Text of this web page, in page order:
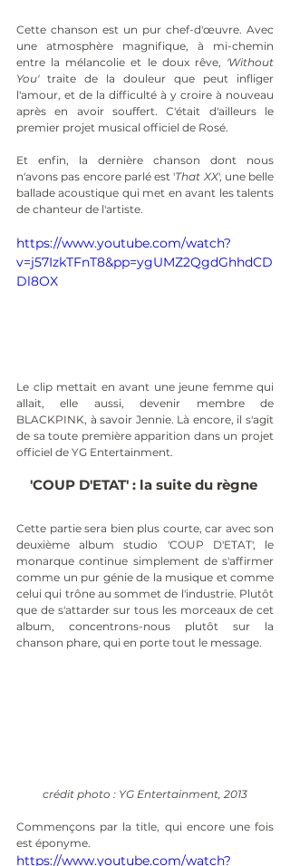
Cette chanson est un pur chef-d'œuvre. Avec
une atmosphère magnifique, à mi-chemin
entre la mélancolie et le doux rêve, 'Without
You' traite de la douleur que peut infliger
l'amour, et de la difficulté à y croire à nouveau
après en avoir souffert. C'était d'ailleurs le
premier projet musical officiel de Rosé.
Et enfin, la dernière chanson dont nous
n'avons pas encore parlé est 'That XX', une belle
ballade acoustique qui met en avant les talents
de chanteur de l'artiste.
https://www.youtube.com/watch?
v=j57IzkTFnT8&pp=ygUMZ2QgdGhhdCD
Dl8OX
Le clip mettait en avant une jeune femme qui
allait, elle aussi, devenir membre de
BLACKPINK, à savoir Jennie. Là encore, il s'agit
de sa toute première apparition dans un projet
officiel de YG Entertainment.
'COUP D'ETAT' : la suite du règne
Cette partie sera bien plus courte, car avec son
deuxième album studio 'COUP D'ETAT', le
monarque continue simplement de s'affirmer
comme un pur génie de la musique et comme
celui qui trône au sommet de l'industrie. Plutôt
que de s'attarder sur tous les morceaux de cet
album, concentrons-nous plutôt sur la
chanson phare, qui en porte tout le message.
crédit photo : YG Entertainment, 2013
Commençons par la title, qui encore une fois
est éponyme.
https://www.youtube.com/watch?